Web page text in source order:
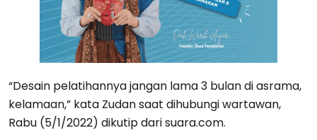
“Desain pelatihannya jangan lama 3 bulan di asrama,
kelamaan,” kata Zudan saat dihubungi wartawan,
Rabu (5/1/2022) dikutip dari suara.com.